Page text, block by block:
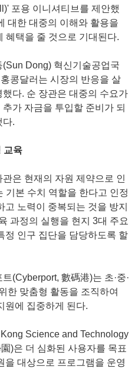
포용 이니셔티브를 제안했
대한 대중의 이해와 활용을
혜택을 줄 것으로 기대된다.
Dong) 혁신기술공업국
콩달러는 시장의 반응을 살
다. 순 장관은 대중의 수요가
가 자금을 투입할 준비가 되
다.
교육
은 현재의 자원 제약으로 인
기본 수치 역할을 한다고 인정
노력이 중복되는 것을 방지
과정의 실행을 현지 3대 주요
정 인구 집단을 담당하도록 할
(Cyberport, 數碼港)는 초·중·
한 맞춤형 활동을 조직하여
원에 집중하게 된다.
Science and Technology
)은 더 심화된 사용자를 목표
을 대상으로 프로그램을 운영